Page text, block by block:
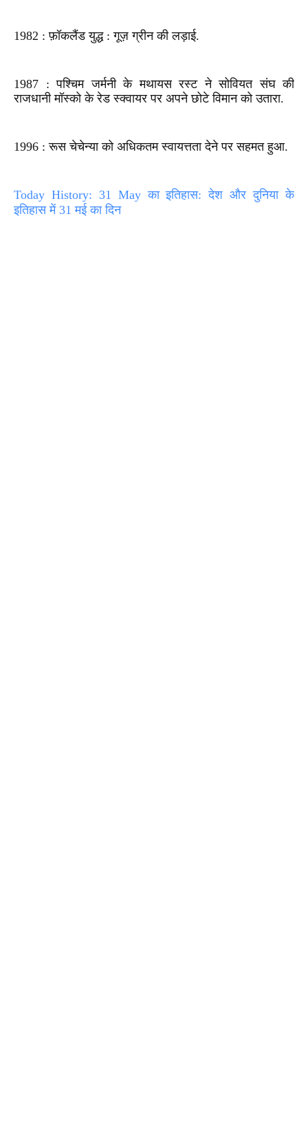
1982 : फ़ॉकलैंड युद्ध : गूज़ ग्रीन की लड़ाई.
1987 : पश्चिम जर्मनी के मथायस रस्ट ने सोवियत संघ की
राजधानी मॉस्को के रेड स्क्वायर पर अपने छोटे विमान को उतारा.
1996 : रूस चेचेन्या को अधिकतम स्वायत्तता देने पर सहमत हुआ.
Today History: 31 May का इतिहास: देश और दुनिया के
इतिहास में 31 मई का दिन